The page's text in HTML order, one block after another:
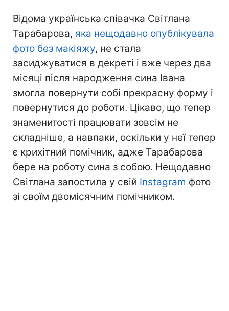
Відома українська співачка Світлана
Тарабарова, яка нещодавно опублікувала
фото без макіяжу, не стала
засиджуватися в декреті і вже через два
місяці після народження сина Івана
змогла повернути собі прекрасну форму і
повернутися до роботи. Цікаво, що тепер
знаменитості працювати зовсім не
складніше, а навпаки, оскільки у неї тепер
є крихітний помічник, адже Тарабарова
бере на роботу сина з собою. Нещодавно
Світлана запостила у свій Instagram фото
зі своїм двомісячним помічником.